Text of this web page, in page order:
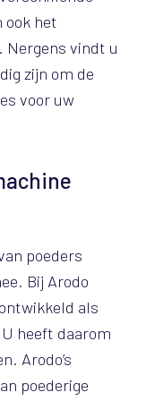
ook het
Nergens vindt u
zijn om de
voor uw
poeders
Bij Arodo
als
heeft daarom
Arodo’s
poederige